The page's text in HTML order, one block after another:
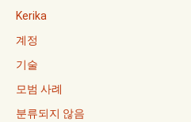
Kerika
계정
기술
모범 사례
분류되지 않음